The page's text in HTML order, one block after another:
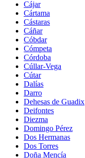
Cájar
Cártama
Cástaras
Cáñar
Cóbdar
Cómpeta
Córdoba
Cúllar-Vega
Cútar
Dalías
Darro
Dehesas de Guadix
Deifontes
Diezma
Domingo Pérez
Dos Hermanas
Dos Torres
Doña Mencía